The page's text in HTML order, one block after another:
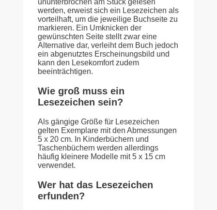
werden, erweist sich ein Lesezeichen als
vorteilhaft, um die jeweilige Buchseite zu
markieren. Ein Umknicken der
gewünschten Seite stellt zwar eine
Alternative dar, verleiht dem Buch jedoch
ein abgenutztes Erscheinungsbild und
kann den Lesekomfort zudem
beeinträchtigen.
Wie groß muss ein
Lesezeichen sein?
Als gängige Größe für Lesezeichen
gelten Exemplare mit den Abmessungen
5 x 20 cm. In Kinderbüchern und
Taschenbüchern werden allerdings
häufig kleinere Modelle mit 5 x 15 cm
verwendet.
Wer hat das Lesezeichen
erfunden?